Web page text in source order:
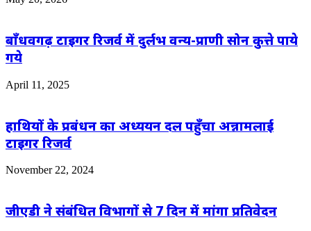
बाँधवगढ़ टाइगर रिजर्व में दुर्लभ वन्य-प्राणी सोन कुत्ते पाये
गये
April 11, 2025
हाथियों के प्रबंधन का अध्ययन दल पहुँचा अन्नामलाई
टाइगर रिजर्व
November 22, 2024
जीएडी ने संबंधित विभागों से 7 दिन में मांगा प्रतिवेदन